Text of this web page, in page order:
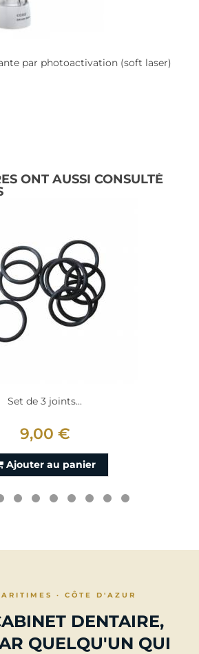
par photoactivation (soft laser)
ONT AUSSI CONSULTÉ
Set de 3 joints...
9,00 €
Ajouter au panier
· CÔTE D'AZUR
DENTAIRE,
QUELQU'UN QUI